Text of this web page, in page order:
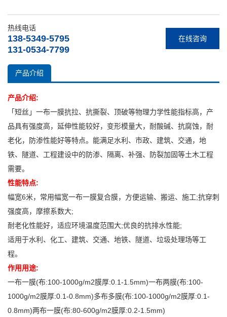
在线咨询
热线电话
138-5349-5795
131-0534-7799
产品介绍
产品介绍:
「短丝」一布一膜抗拉、抗撕裂、顶破等物理力学性能指标高，产
品具有强度高，延伸性能较好，变形模量大，耐酸碱、抗腐蚀，耐
老化，防渗性能好等特点。能满足水利、市政、建筑、交通，地
铁、隧道、工程建设中的防渗、隔离、补强、防裂加固等土木工程
需要。
性能特点:
幅宽6米，常用幅宽一布一膜复合膜，方便运输、搬运、施工;抗穿刺
强度高，摩擦系数大;
耐老化性能好，适应环境温度范围大;优良的抗排水性能;
适用于水利、化工、建筑、交通、地铁、隧道、垃圾处理场等工
程。
作用用途:
一布一膜(布:100-1000g/m2膜厚:0.1-1.5mm)一布两膜(布:100-
1000g/m2膜厚:0.1-0.8mm)多布多膜(布:100-1000g/m2膜厚:0.1-
0.8mm)两布一膜(布:80-600g/m2膜厚:0.2-1.5mm)